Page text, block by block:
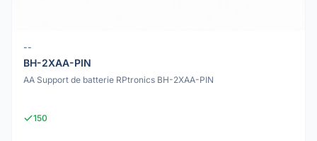
--
BH-2XAA-PIN
AA Support de batterie RPtronics BH-2XAA-PIN
150